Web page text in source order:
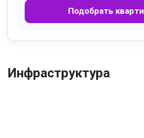
Подобрать
Инфраструктура